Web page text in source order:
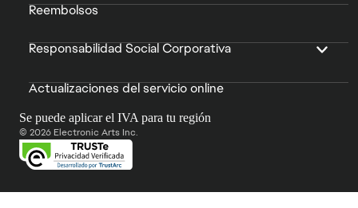
Reembolsos
Responsabilidad Social Corporativa
Actualizaciones del servicio online
Se puede aplicar el IVA para tu región
© 2026 Electronic Arts Inc.